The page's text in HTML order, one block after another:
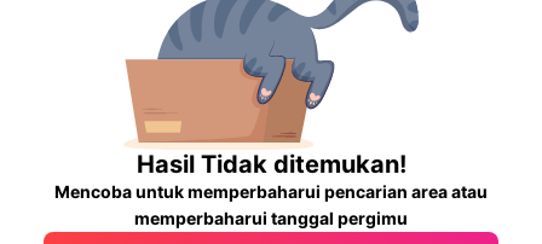
Hasil Tidak ditemukan!
Mencoba untuk memperbaharui pencarian area atau
memperbaharui tanggal pergimu